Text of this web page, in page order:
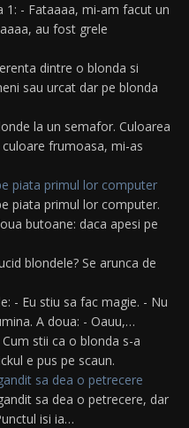
1: - Fataaaa, mi-am facut un
au fost grele
dintre o blonda si
sau urcat dar pe blonda
la un semafor. Culoarea
frumoasa, mi-as
piata primul lor computer
piata primul lor computer.
butoane: daca apesi pe
blondele? Se arunca de
- Eu stiu sa fac magie. - Nu
A doua: - Oauu,…
Cum stii ca o blonda s-a
e pus pe scaun.
sa dea o petrecere
sa dea o petrecere, dar
isi ia…